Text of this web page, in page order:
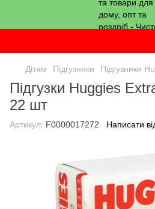
Дітям Підгузники Підгузники
Підгузки Huggies
22 шт
Артикул: F0000017272 Написати